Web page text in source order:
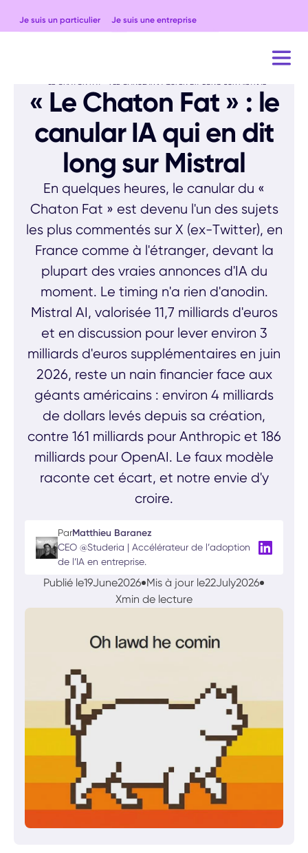
Je suis un particulier Je suis une entreprise
« Le Chaton Fat » : le
canular IA qui en dit
long sur Mistral
En quelques heures, le canular du «
Chaton Fat » est devenu l'un des sujets
les plus commentés sur X (ex-Twitter), en
France comme à l'étranger, devant la
plupart des vraies annonces d'IA du
moment. Le timing n'a rien d'anodin.
Mistral AI, valorisée 11,7 milliards d'euros
et en discussion pour lever environ 3
milliards d'euros supplémentaires en juin
2026, reste un nain financier face aux
géants américains : environ 4 milliards
de dollars levés depuis sa création,
contre 161 milliards pour Anthropic et 186
milliards pour OpenAI. Le faux modèle
raconte cet écart, et notre envie d'y
croire.
ParMatthieu Baranez
CEO @Studeria | Accélérateur de l’adoption
de l’IA en entreprise.
Publié le19June2026 Mis à jour le22July2026
Xmin de lecture